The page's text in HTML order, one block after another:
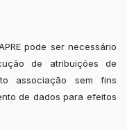
pode ser necessário
de atribuições de
associação sem fins
de dados para efeitos